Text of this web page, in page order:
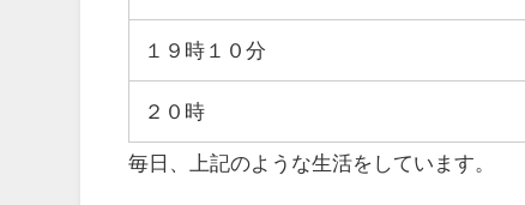
１９時１０分
２０時
毎日、上記のような生活をしています。